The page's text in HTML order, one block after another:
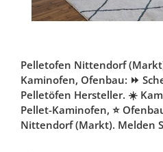
Pelletofen Nittendorf (Markt)
Kaminofen, Ofenbau: ⏩
Pelletöfen Hersteller. ☀️
Pellet-Kaminofen, ⭐
Nittendorf (Markt). Melden